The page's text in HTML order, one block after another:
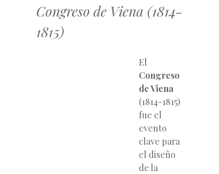
Congreso de Viena (1814-
1815)
El
Congreso
de Viena
(1814-1815)
fue el
evento
clave para
el diseño
de la